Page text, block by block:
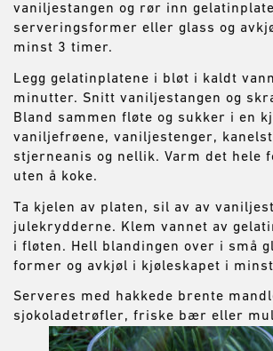
vaniljestangen og rør inn
serveringsformer eller glass og
minst 3 timer.
Legg gelatinplatene i bløt i kaldt
minutter. Snitt vaniljestangen og
Bland sammen fløte og sukker i en
vaniljefrøene, vaniljestenger,
stjerneanis og nellik. Varm det hele
uten å koke.
Ta kjelen av platen, sil av av
julekrydderne. Klem vannet av
i fløten. Hell blandingen over i små
former og avkjøl i kjøleskapet i
Serveres med hakkede brente
sjokoladetrøfler, friske bær eller